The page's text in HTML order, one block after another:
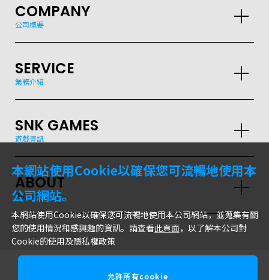
COMPANY
公司概要
SERVICE
業務介紹
SNK GAMES
遊戲資訊
ABOUT
網站信息
本網站使用Cookie以確保您可流暢地使用本
公司網站。
本網站使用Cookie以確保您可流暢地使用本公司網站，並蒐集有關
您的使用情況和感興趣的資訊。請查看此頁面，以了解本公司對
Cookie的使用及隱私權政策
允許所有cookie